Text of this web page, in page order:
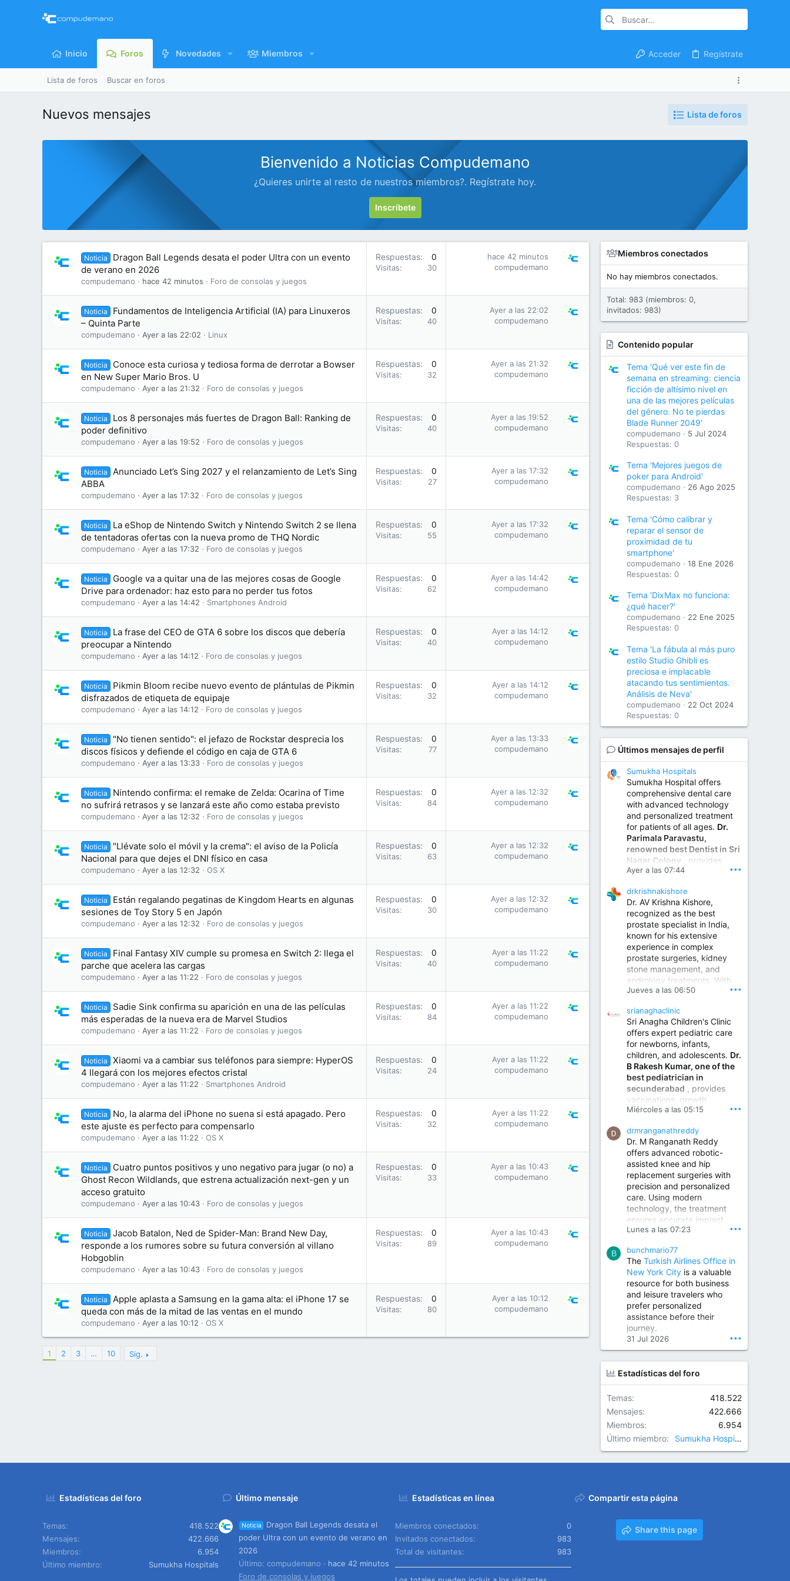
Inicio Foros Novedades Miembros Acceder Regístrate
Lista de foros Buscar en foros
Nuevos mensajes Lista de foros
Bienvenido a Noticias Compudemano
¿Quieres unirte al resto de nuestros miembros?. Regístrate hoy.
Inscríbete
Noticia
Dragon Ball Legends desata el poder Ultra con un evento
de verano en 2026
compudemano hace 42 minutos Foro de consolas y juegos
Respuestas 0
Visitas 30
hace 42 minutos
compudemano
Noticia
Fundamentos de Inteligencia Artificial (IA) para Linuxeros
– Quinta Parte
compudemano Ayer a las 22:02 Linux
Respuestas 0
Visitas 40
Ayer a las 22:02
compudemano
Noticia
Conoce esta curiosa y tediosa forma de derrotar a Bowser
en New Super Mario Bros. U
compudemano Ayer a las 21:32 Foro de consolas y juegos
Respuestas 0
Visitas 32
Ayer a las 21:32
compudemano
Noticia
Los 8 personajes más fuertes de Dragon Ball: Ranking de
poder definitivo
compudemano Ayer a las 19:52 Foro de consolas y juegos
Respuestas 0
Visitas 40
Ayer a las 19:52
compudemano
Noticia
Anunciado Let’s Sing 2027 y el relanzamiento de Let’s Sing
ABBA
compudemano Ayer a las 17:32 Foro de consolas y juegos
Respuestas 0
Visitas 27
Ayer a las 17:32
compudemano
Noticia
La eShop de Nintendo Switch y Nintendo Switch 2 se llena
de tentadoras ofertas con la nueva promo de THQ Nordic
compudemano Ayer a las 17:32 Foro de consolas y juegos
Respuestas 0
Visitas 55
Ayer a las 17:32
compudemano
Noticia
Google va a quitar una de las mejores cosas de Google
Drive para ordenador: haz esto para no perder tus fotos
compudemano Ayer a las 14:42 Smartphones Android
Respuestas 0
Visitas 62
Ayer a las 14:42
compudemano
Noticia
La frase del CEO de GTA 6 sobre los discos que debería
preocupar a Nintendo
compudemano Ayer a las 14:12 Foro de consolas y juegos
Respuestas 0
Visitas 40
Ayer a las 14:12
compudemano
Noticia
Pikmin Bloom recibe nuevo evento de plántulas de Pikmin
disfrazados de etiqueta de equipaje
compudemano Ayer a las 14:12 Foro de consolas y juegos
Respuestas 0
Visitas 32
Ayer a las 14:12
compudemano
Noticia
"No tienen sentido": el jefazo de Rockstar desprecia los
discos físicos y defiende el código en caja de GTA 6
compudemano Ayer a las 13:33 Foro de consolas y juegos
Respuestas 0
Visitas 77
Ayer a las 13:33
compudemano
Noticia
Nintendo confirma: el remake de Zelda: Ocarina of Time
no sufrirá retrasos y se lanzará este año como estaba previsto
compudemano Ayer a las 12:32 Foro de consolas y juegos
Respuestas 0
Visitas 84
Ayer a las 12:32
compudemano
Noticia
"Llévate solo el móvil y la crema": el aviso de la Policía
Nacional para que dejes el DNI físico en casa
compudemano Ayer a las 12:32 OS X
Respuestas 0
Visitas 63
Ayer a las 12:32
compudemano
Noticia
Están regalando pegatinas de Kingdom Hearts en algunas
sesiones de Toy Story 5 en Japón
compudemano Ayer a las 12:32 Foro de consolas y juegos
Respuestas 0
Visitas 30
Ayer a las 12:32
compudemano
Noticia
Final Fantasy XIV cumple su promesa en Switch 2: llega el
parche que acelera las cargas
compudemano Ayer a las 11:22 Foro de consolas y juegos
Respuestas 0
Visitas 40
Ayer a las 11:22
compudemano
Noticia
Sadie Sink confirma su aparición en una de las películas
más esperadas de la nueva era de Marvel Studios
compudemano Ayer a las 11:22 Foro de consolas y juegos
Respuestas 0
Visitas 84
Ayer a las 11:22
compudemano
Noticia
Xiaomi va a cambiar sus teléfonos para siempre: HyperOS
4 llegará con los mejores efectos cristal
compudemano Ayer a las 11:22 Smartphones Android
Respuestas 0
Visitas 24
Ayer a las 11:22
compudemano
Noticia
No, la alarma del iPhone no suena si está apagado. Pero
este ajuste es perfecto para compensarlo
compudemano Ayer a las 11:22 OS X
Respuestas 0
Visitas 32
Ayer a las 11:22
compudemano
Noticia
Cuatro puntos positivos y uno negativo para jugar (o no) a
Ghost Recon Wildlands, que estrena actualización next-gen y un
acceso gratuito
compudemano Ayer a las 10:43 Foro de consolas y juegos
Respuestas 0
Visitas 33
Ayer a las 10:43
compudemano
Noticia
Jacob Batalon, Ned de Spider-Man: Brand New Day,
responde a los rumores sobre su futura conversión al villano
Hobgoblin
compudemano Ayer a las 10:43 Foro de consolas y juegos
Respuestas 0
Visitas 89
Ayer a las 10:43
compudemano
Noticia
Apple aplasta a Samsung en la gama alta: el iPhone 17 se
queda con más de la mitad de las ventas en el mundo
compudemano Ayer a las 10:12 OS X
Respuestas 0
Visitas 80
Ayer a las 10:12
compudemano
1 2 3 … 10 Sig.
Miembros conectados
No hay miembros conectados.
Total: 983 (miembros: 0,
invitados: 983)
Contenido popular
Tema 'Qué ver este fin de
semana en streaming: ciencia
ficción de altísimo nivel en
una de las mejores películas
del género. No te pierdas
Blade Runner 2049'
compudemano
5 Jul 2024
Respuestas: 0
Tema 'Mejores juegos de
poker para Android'
compudemano
26 Ago 2025
Respuestas: 3
Tema 'Cómo calibrar y
reparar el sensor de
proximidad de tu
smartphone'
compudemano
18 Ene 2026
Respuestas: 0
Tema 'DixMax no funciona:
¿qué hacer?'
compudemano
22 Ene 2025
Respuestas: 0
Tema 'La fábula al más puro
estilo Studio Ghibli es
preciosa e implacable
atacando tus sentimientos.
Análisis de Neva'
compudemano
22 Oct 2024
Respuestas: 0
Últimos mensajes de perfil
Sumukha Hospitals
Sumukha Hospital offers
comprehensive dental care
with advanced technology
and personalized treatment
for patients of all ages. Dr.
Parimala Paravastu,
renowned best Dentist in Sri
Nagar Colony , provides
expert care for tooth pain,
treatment, dental implants,
smile designing, cosmetic
dentistry.
Sumukha Hospital | Ear, Nose & Throat, Dental & Maxillofacial Surgery Center
www.sumukhahospitals.co
m
Ayer a las 07:44 •••
drkrishnakishore
Dr. AV Krishna Kishore,
recognized as the best
prostate specialist in India,
known for his extensive
experience in complex
prostate surgeries, kidney
stone management, and
andrology treatments. With
years of surgical practice and
invasive and robotic
techniques.
Best Urologist in Vijayawada | Urology Specialist in Vijayawada
Dr. A. V. Krishna Kishore,
the Best Urologist...
www.drkrishnakishore.com
Jueves a las 06:50 •••
srianaghaclinic
Sri Anagha Children's Clinic
offers expert pediatric care
for newborns, infants,
children, and adolescents. Dr.
B Rakesh Kumar, one of the
best pediatrician in
secunderabad , provides
vaccinations, growth
monitoring, newborn care,
illnesses, nutrition guidance,
and preventive healthcare in
a child-friendly environment.
Children Hospital in Secunderabad | Best Pediatrician in Hyderabad | Neonatologist in Medchal
Our pediatrician and
Neonatologist team at...
www.srianaghaclinic.com
Miércoles a las 05:15 •••
drmranganathreddy
Dr. M Ranganath Reddy
offers advanced robotic-
assisted knee and hip
replacement surgeries with
precision and personalized
care. Using modern
technology, the treatment
ensures accurate implant
placement, reduced pain,
improved joint function,
helping patients return to an
active and comfortable
lifestyle.
Orthopedic Surgeon in Kondapur | Best Orthopedic Doctor in Kondapur | Dr. M. Ranganath Reddy
Consult Dr. M. Ranganath
Reddy, the best...
www.drranganathreddy.co
m
Lunes a las 07:23 •••
B bunchmario77
The Turkish Airlines Office in
New York City is a valuable
resource for both business
and leisure travelers who
prefer personalized
assistance before their
journey.
31 Jul 2026 •••
Estadísticas del foro
Temas
418.522
Mensajes
422.666
Miembros
6.954
Último miembro
Sumukha Hospitals
Estadísticas del foro
Temas
418.522
Mensajes
422.666
Miembros
6.954
Último miembro
Sumukha Hospitals
Último mensaje
Noticia
Dragon Ball Legends desata el
poder Ultra con un evento de verano en
2026
Último: compudemano
hace 42 minutos
Foro de consolas y juegos
Estadísticas en línea
Miembros conectados
0
Invitados conectados
983
Total de visitantes
983
Compartir esta página
Share this page